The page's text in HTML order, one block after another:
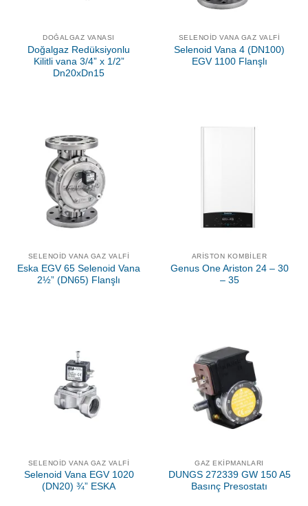
DOĞALGAZ VANASI
Doğalgaz Redüksiyonlu
Kilitli vana 3/4” x 1/2”
Dn20xDn15
SELENOID VANA GAZ VALFI
Selenoid Vana 4 (DN100)
EGV 1100 Flanşlı
SELENOID VANA GAZ VALFI
Eska EGV 65 Selenoid Vana
2½” (DN65) Flanşlı
ARISTON KOMBILER
Genus One Ariston 24 – 30
– 35
SELENOID VANA GAZ VALFI
Selenoid Vana EGV 1020
(DN20) ¾” ESKA
GAZ EKIPMANLARI
DUNGS 272339 GW 150 A5
Basınç Presostatı